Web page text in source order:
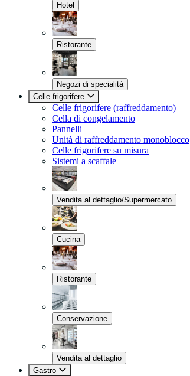
Hotel
Ristorante
Negozi di specialità
Celle frigorifere
Celle frigorifere (raffreddamento)
Cella di congelamento
Pannelli
Unità di raffreddamento monoblocco
Celle frigorifere su misura
Sistemi a scaffale
Vendita al dettaglio/Supermercato
Cucina
Ristorante
Conservazione
Vendita al dettaglio
Gastro